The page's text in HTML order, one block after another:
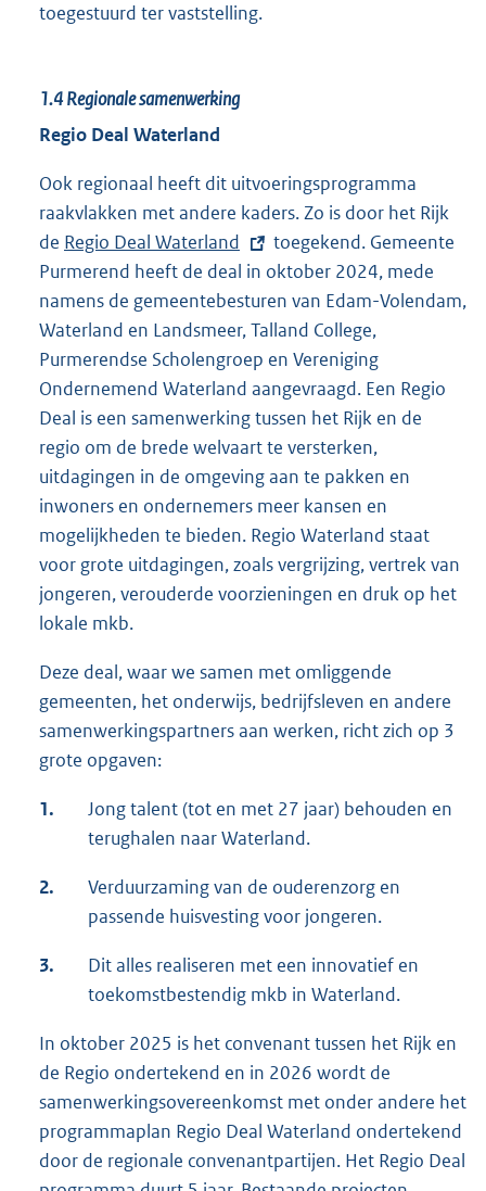
t
n
e
i
n
k
:
toegestuurd ter vaststelling.
1.4Regionale samenwerking
Regio Deal Waterland
Ook regionaal heeft dit uitvoeringsprogramma
raakvlakken met andere kaders. Zo is door het Rijk
de E
x
t
e
r
n
e
l
i
n
k
:
Regio Deal Waterland
toegekend. Gemeente
Purmerend heeft de deal in oktober 2024, mede
namens de gemeentebesturen van Edam-Volendam,
Waterland en Landsmeer, Talland College,
Purmerendse Scholengroep en Vereniging
Ondernemend Waterland aangevraagd. Een Regio
Deal is een samenwerking tussen het Rijk en de
regio om de brede welvaart te versterken,
uitdagingen in de omgeving aan te pakken en
inwoners en ondernemers meer kansen en
mogelijkheden te bieden. Regio Waterland staat
voor grote uitdagingen, zoals vergrijzing, vertrek van
jongeren, verouderde voorzieningen en druk op het
lokale mkb.
Deze deal, waar we samen met omliggende
gemeenten, het onderwijs, bedrijfsleven en andere
samenwerkingspartners aan werken, richt zich op 3
grote opgaven:
1.
Jong talent (tot en met 27 jaar) behouden en
terughalen naar Waterland.
2.
Verduurzaming van de ouderenzorg en
passende huisvesting voor jongeren.
3.
Dit alles realiseren met een innovatief en
toekomstbestendig mkb in Waterland.
In oktober 2025 is het convenant tussen het Rijk en
de Regio ondertekend en in 2026 wordt de
samenwerkingsovereenkomst met onder andere het
programmaplan Regio Deal Waterland ondertekend
door de regionale convenantpartijen. Het Regio Deal